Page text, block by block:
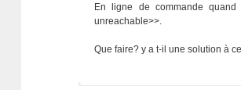
En ligne de commande quand
unreachable>>.
Que faire? y a t-il une solution à